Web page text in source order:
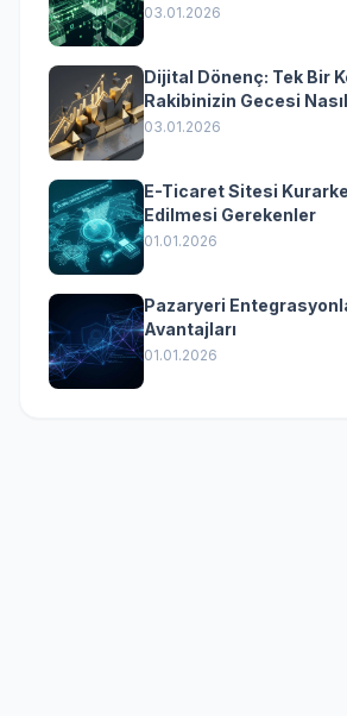
Dönüşümün Kurumsal
03.01.2026
Dijital Dönenç: Tek Bir
Rakibinizin Gecesi
(Kurumsal Yazılımın
03.01.2026
E-Ticaret Sitesi
Edilmesi Gerekenler
01.01.2026
Pazaryeri
Avantajları
01.01.2026